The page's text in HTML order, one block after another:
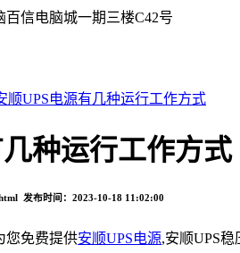
信电脑城一期三楼C42号
顺UPS电源有几种运行工作方式
种运行工作方式
发布时间：2023-10-18 11:02:00
您免费提供安顺UPS电源,安顺UPS